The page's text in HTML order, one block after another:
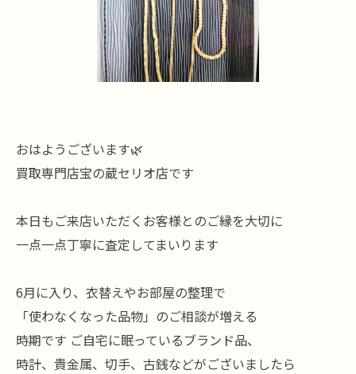
おはようございます🌿
買取専門店宝の蔵セリオ店です
本日もご来店いただくお客様とのご縁を大切に
一点一点丁寧に査定してまいります
6月に入り、衣替えやお部屋の整理で
「使わなくなった品物」のご相談が増える
時期です ご自宅に眠っているブランド品、
時計、貴金属、切手、古銭などがございましたら